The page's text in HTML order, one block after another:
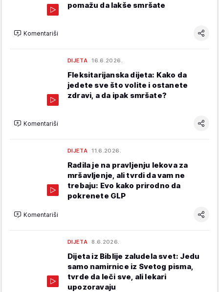
pomažu da lakše smršate
Komentariši
DIJETA 16.6.2026.
Fleksitarijanska dijeta: Kako da
jedete sve što volite i ostanete
zdravi, a da ipak smršate?
Komentariši
DIJETA 11.6.2026.
Radila je na pravljenju lekova za
mršavljenje, ali tvrdi da vam ne
trebaju: Evo kako prirodno da
pokrenete GLP
Komentariši
DIJETA 8.6.2026.
Dijeta iz Biblije zaludela svet: Jedu
samo namirnice iz Svetog pisma,
tvrde da leči sve, ali lekari
upozoravaju